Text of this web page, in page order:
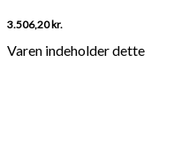
3.506,20kr.